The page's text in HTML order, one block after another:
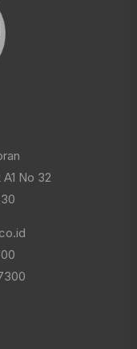
No 32